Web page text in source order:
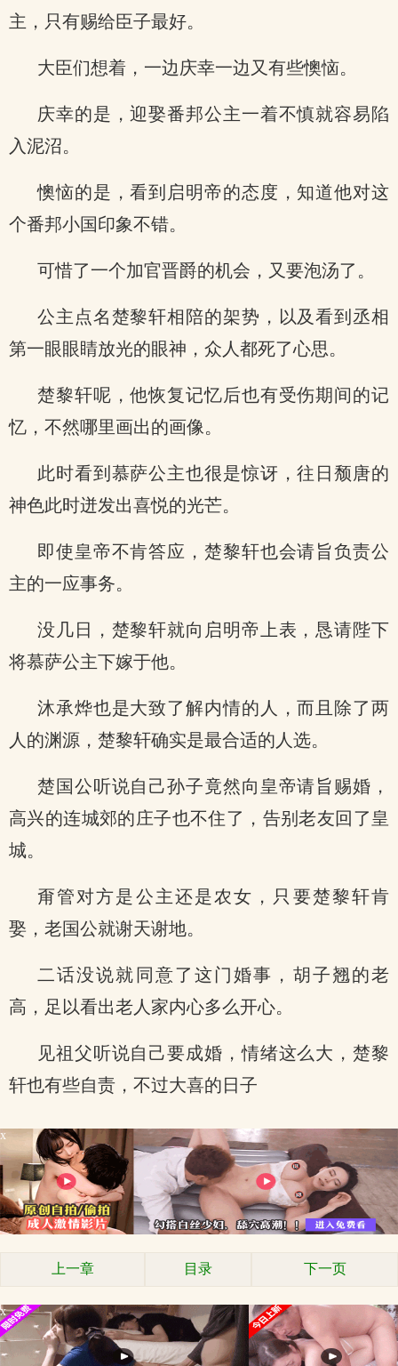
主，只有赐给臣子最好。
大臣们想着，一边庆幸一边又有些懊恼。
庆幸的是，迎娶番邦公主一着不慎就容易陷
入泥沼。
懊恼的是，看到启明帝的态度，知道他对这
个番邦小国印象不错。
可惜了一个加官晋爵的机会，又要泡汤了。
公主点名楚黎轩相陪的架势，以及看到丞相
第一眼眼睛放光的眼神，众人都死了心思。
楚黎轩呢，他恢复记忆后也有受伤期间的记
忆，不然哪里画出的画像。
此时看到慕萨公主也很是惊讶，往日颓唐的
神色此时迸发出喜悦的光芒。
即使皇帝不肯答应，楚黎轩也会请旨负责公
主的一应事务。
没几日，楚黎轩就向启明帝上表，恳请陛下
将慕萨公主下嫁于他。
沐承烨也是大致了解内情的人，而且除了两
人的渊源，楚黎轩确实是最合适的人选。
楚国公听说自己孙子竟然向皇帝请旨赐婚，
高兴的连城郊的庄子也不住了，告别老友回了皇
城。
甭管对方是公主还是农女，只要楚黎轩肯
娶，老国公就谢天谢地。
二话没说就同意了这门婚事，胡子翘的老
高，足以看出老人家内心多么开心。
见祖父听说自己要成婚，情绪这么大，楚黎
轩也有些自责，不过大喜的日子
x
上一章 目录 下一页
x